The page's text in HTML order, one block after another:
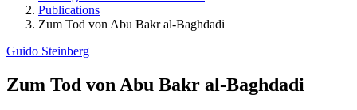
Publications
Zum Tod von Abu Bakr al-Baghdadi
Guido Steinberg
Zum Tod von Abu Bakr al-Baghdadi